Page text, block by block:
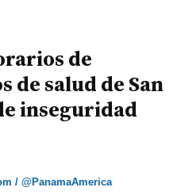
de
de salud de San
inseguridad
/ @PanamaAmerica